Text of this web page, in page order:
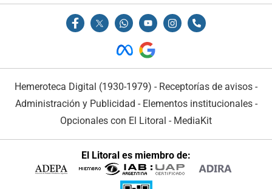
Hemeroteca Digital (1930-1979) - Receptorías de avisos -
Administración y Publicidad - Elementos institucionales-
Opcionales con El Litoral - MediaKit
El Litoral es miembro de: